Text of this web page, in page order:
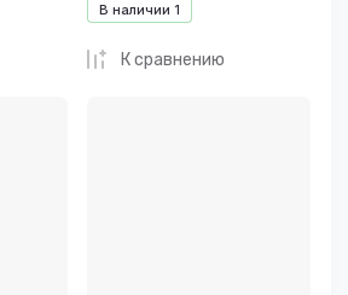
В наличии 1
К сравнению